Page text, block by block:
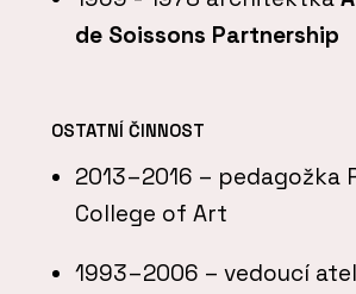
de Soissons Partnership
OSTATNÍ ČINNOST
2013–2016 – pedagožka
College of Art
1993–2006 – vedoucí